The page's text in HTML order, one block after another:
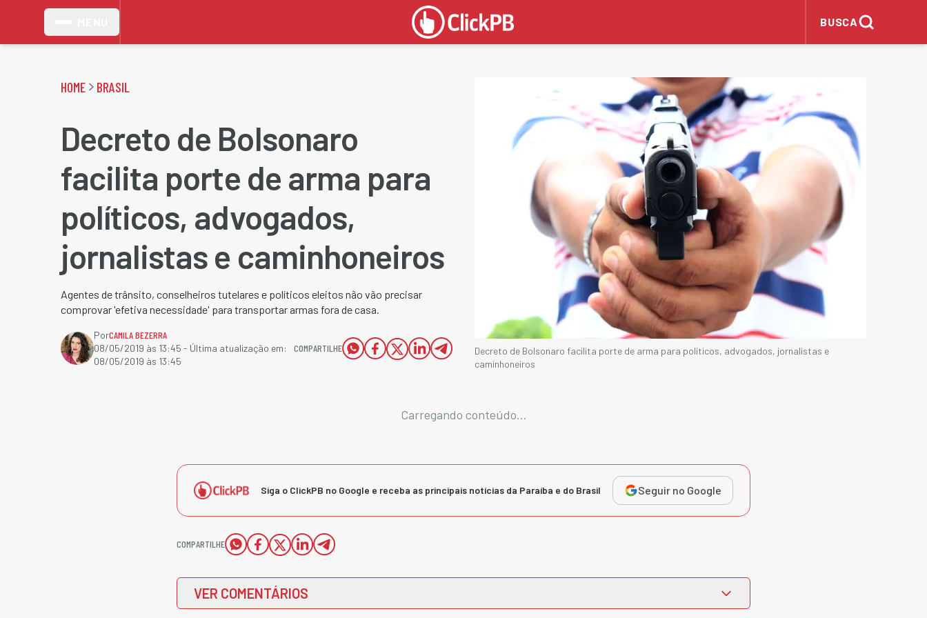
BUSCA
HOME BRASIL
Decreto de Bolsonaro
facilita porte de arma para
políticos, advogados,
jornalistas e caminhoneiros
Agentes de trânsito, conselheiros tutelares e políticos eleitos não vão precisar
comprovar 'efetiva necessidade' para transportar armas fora de casa.
PorCAMILA BEZERRA
08/05/2019 às 13:45 - Última atualização em:
08/05/2019 às 13:45
COMPARTILHE
Decreto de Bolsonaro facilita porte de arma para políticos, advogados, jornalistas e
caminhoneiros
Carregando conteúdo...
Siga o ClickPB no Google e receba as principais notícias da Paraíba e do Brasil Seguir no Google
COMPARTILHE
VER COMENTÁRIOS